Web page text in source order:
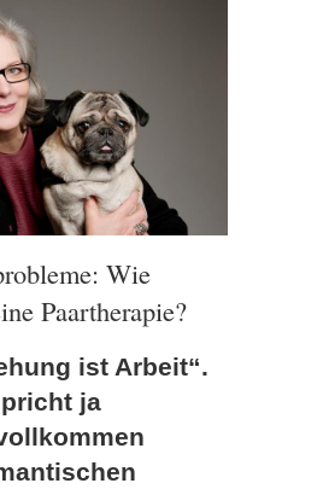
Wie
Paartherapie?
ist Arbeit“.
ja